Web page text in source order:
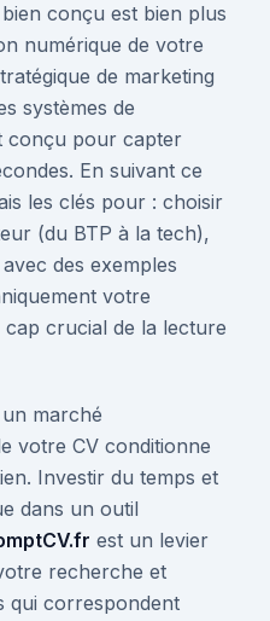
conçu est bien plus
numérique de votre
de marketing
systèmes de
conçu pour capter
En suivant ce
les clés pour : choisir
(du BTP à la tech),
des exemples
votre
crucial de la lecture
marché
votre CV conditionne
Investir du temps et
dans un outil
est un levier
recherche et
qui correspondent